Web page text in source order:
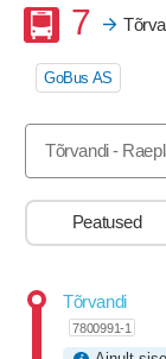
Buss
7
GoBus AS
Tõrvandi -
Peatused
Tõrvandi
7800991-1